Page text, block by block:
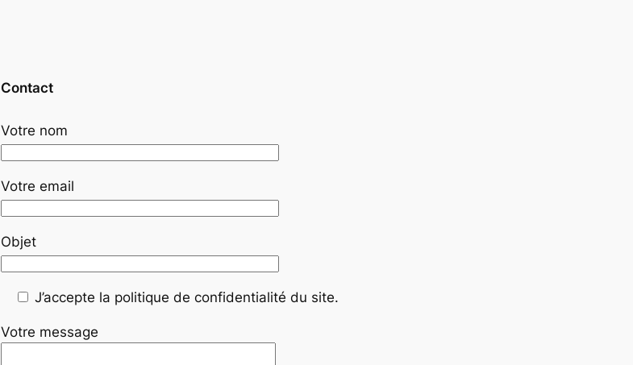
Contact
Votre nom
Votre email
Objet
J’accepte la politique de confidentialité du site.
Votre message